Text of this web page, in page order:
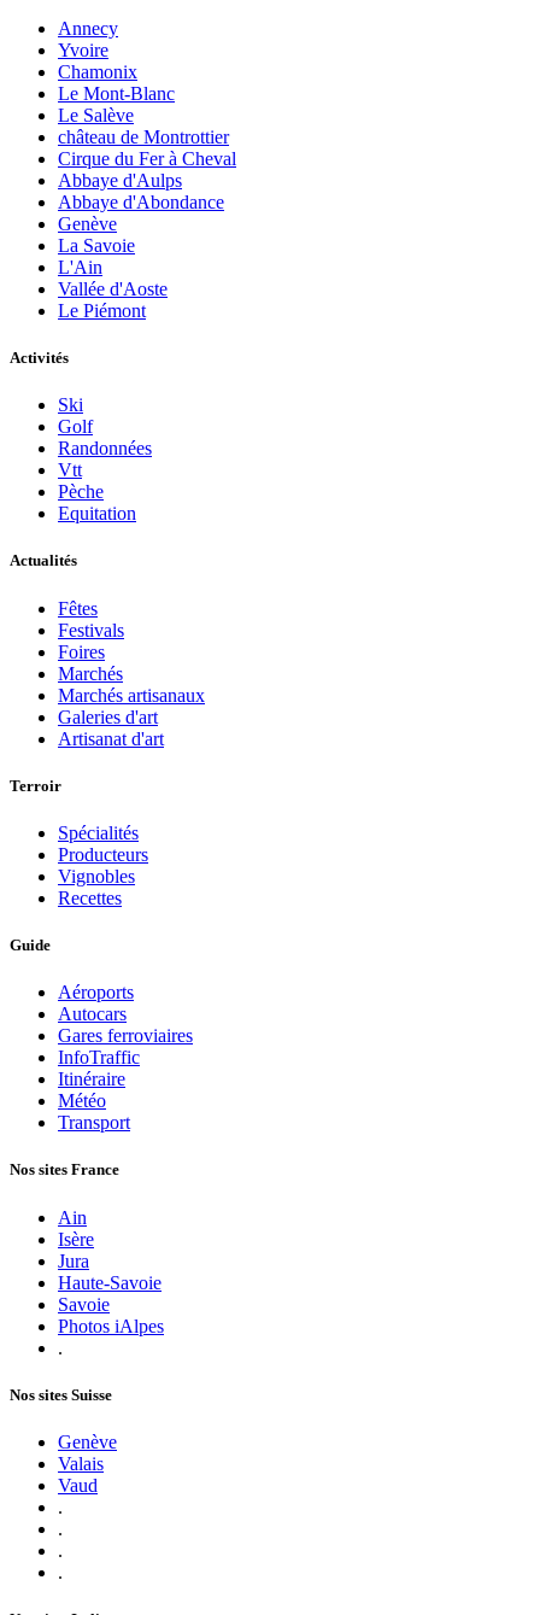
Annecy
Yvoire
Chamonix
Le Mont-Blanc
Le Salève
château de Montrottier
Cirque du Fer à Cheval
Abbaye d'Aulps
Abbaye d'Abondance
Genève
La Savoie
L'Ain
Vallée d'Aoste
Le Piémont
Activités
Ski
Golf
Randonnées
Vtt
Pèche
Equitation
Actualités
Fêtes
Festivals
Foires
Marchés
Marchés artisanaux
Galeries d'art
Artisanat d'art
Terroir
Spécialités
Producteurs
Vignobles
Recettes
Guide
Aéroports
Autocars
Gares ferroviaires
InfoTraffic
Itinéraire
Météo
Transport
Nos sites France
Ain
Isère
Jura
Haute-Savoie
Savoie
Photos iAlpes
.
Nos sites Suisse
Genève
Valais
Vaud
.
.
.
.